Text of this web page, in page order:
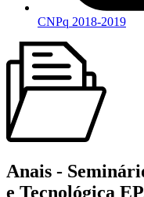
CNPq 2018-2019
Anais -
e Tecnológica